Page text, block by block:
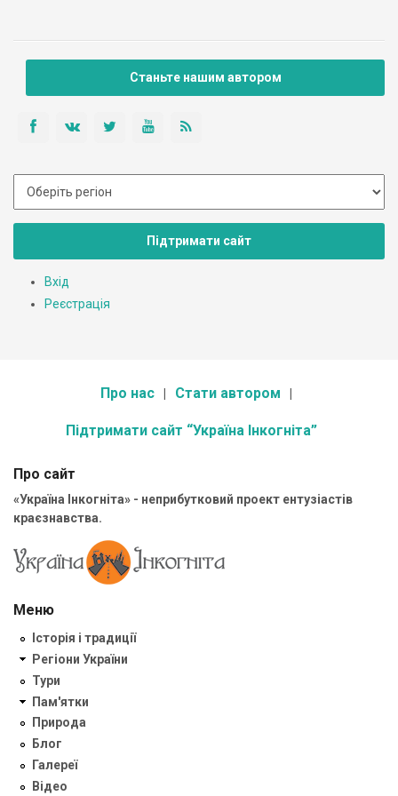
Станьте нашим автором
Підтримати сайт
Вхід
Реєстрація
Про нас Стати автором
Підтримати сайт “Україна Інкогніта”
Про сайт
«Україна Інкогніта» - неприбутковий проект ентузіастів
краєзнавства.
Меню
Історія і традиції
Регіони України
Тури
Пам'ятки
Природа
Блог
Галереї
Відео